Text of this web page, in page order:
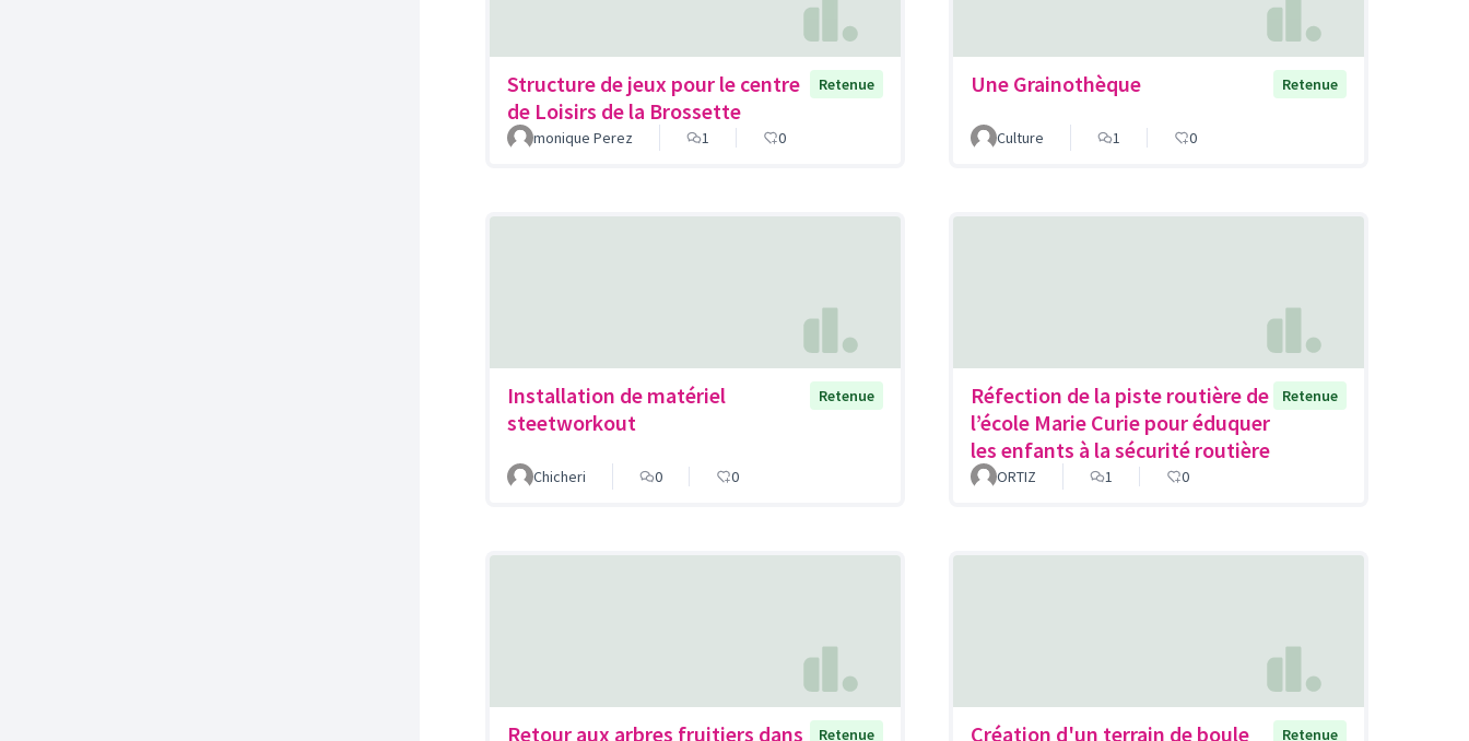
Structure de jeux pour le centre
de Loisirs de la Brossette
Retenue
monique Perez 1 0
Une Grainothèque Retenue
Culture 1 0
Installation de matériel
steetworkout
Retenue
Chicheri 0 0
Réfection de la piste routière de
l’école Marie Curie pour éduquer
les enfants à la sécurité routière
Retenue
ORTIZ 1 0
Retour aux arbres fruitiers dans
Retenue Création d'un terrain de boule Retenue